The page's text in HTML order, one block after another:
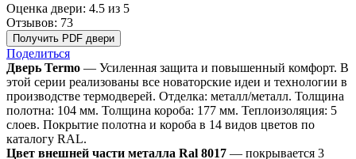
Оценка двери: 4.5 из 5
Отзывов: 73
Получить PDF двери
Поделиться
Дверь Termo — Усиленная защита и повышенный комфорт. В
этой серии реализованы все новаторские идеи и технологии в
производстве термодверей. Отделка: металл/металл. Толщина
полотна: 104 мм. Толщина короба: 177 мм. Теплоизоляция: 5
слоев. Покрытие полотна и короба в 14 видов цветов по
каталогу RAL.
Цвет внешней части металла Ral 8017 — покрывается 3